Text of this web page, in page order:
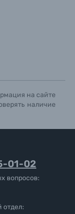
на сайте
наличие
01-02
вопросов:
отдел: